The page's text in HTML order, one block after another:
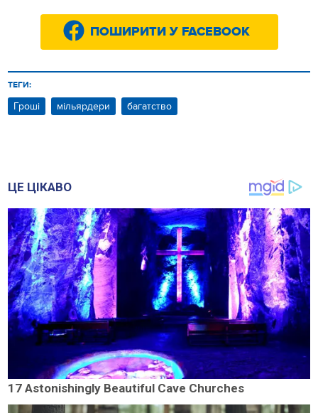
ПОШИРИТИ У FACEBOOK
ТЕГИ:
Гроші мільярдери багатство
ЦЕ ЦІКАВО
17 Astonishingly Beautiful Cave Churches